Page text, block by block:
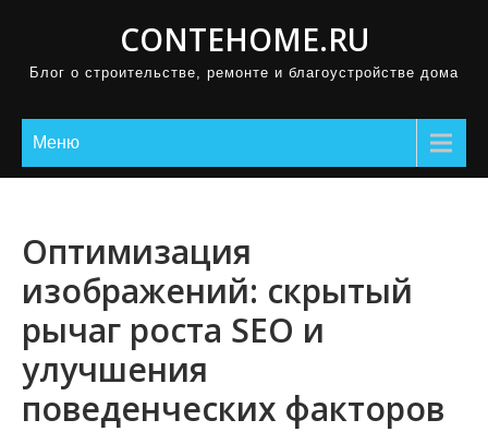
CONTEHOME.RU
Блог о строительстве, ремонте и благоустройстве дома
Меню
Оптимизация
изображений: скрытый
рычаг роста SEO и
улучшения
поведенческих факторов